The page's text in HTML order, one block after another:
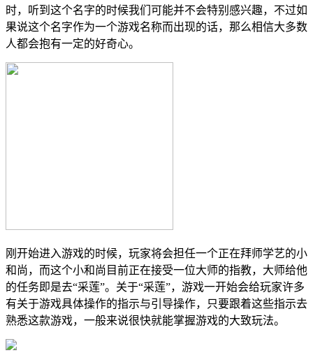
时，听到这个名字的时候我们可能并不会特别感兴趣，不过如
果说这个名字作为一个游戏名称而出现的话，那么相信大多数
人都会抱有一定的好奇心。
刚开始进入游戏的时候，玩家将会担任一个正在拜师学艺的小
和尚，而这个小和尚目前正在接受一位大师的指教，大师给他
的任务即是去“采莲”。关于“采莲”，游戏一开始会给玩家许多
有关于游戏具体操作的指示与引导操作，只要跟着这些指示去
熟悉这款游戏，一般来说很快就能掌握游戏的大致玩法。